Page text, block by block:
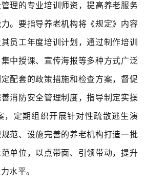
理的专业培训师资，提高养老服务
。要指导养老机构将《规定》内容
员工年度培训计划，通过制作培训
中授课、宣传海报等多种方式广泛
配套的政策措施和检查方案，督促
消防安全管理制度，指导制定实操
，定期组织开展针对性疏散逃生演
范、设施完善的养老机构打造一批
单位，以点带面、引领带动，提升
水平。